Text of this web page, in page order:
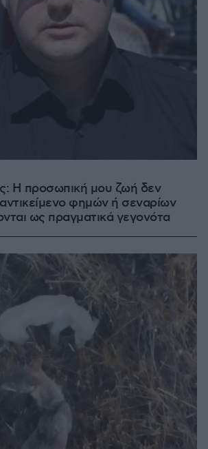
Η προσωπική μου ζωή δεν
αντικείμενο φημών ή σεναρίων
ως πραγματικά γεγονότα